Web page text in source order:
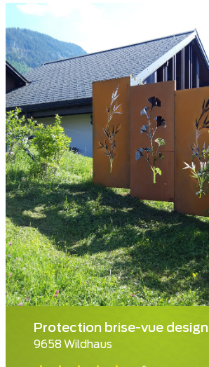
Protection brise-vue design
9658 Wildhaus